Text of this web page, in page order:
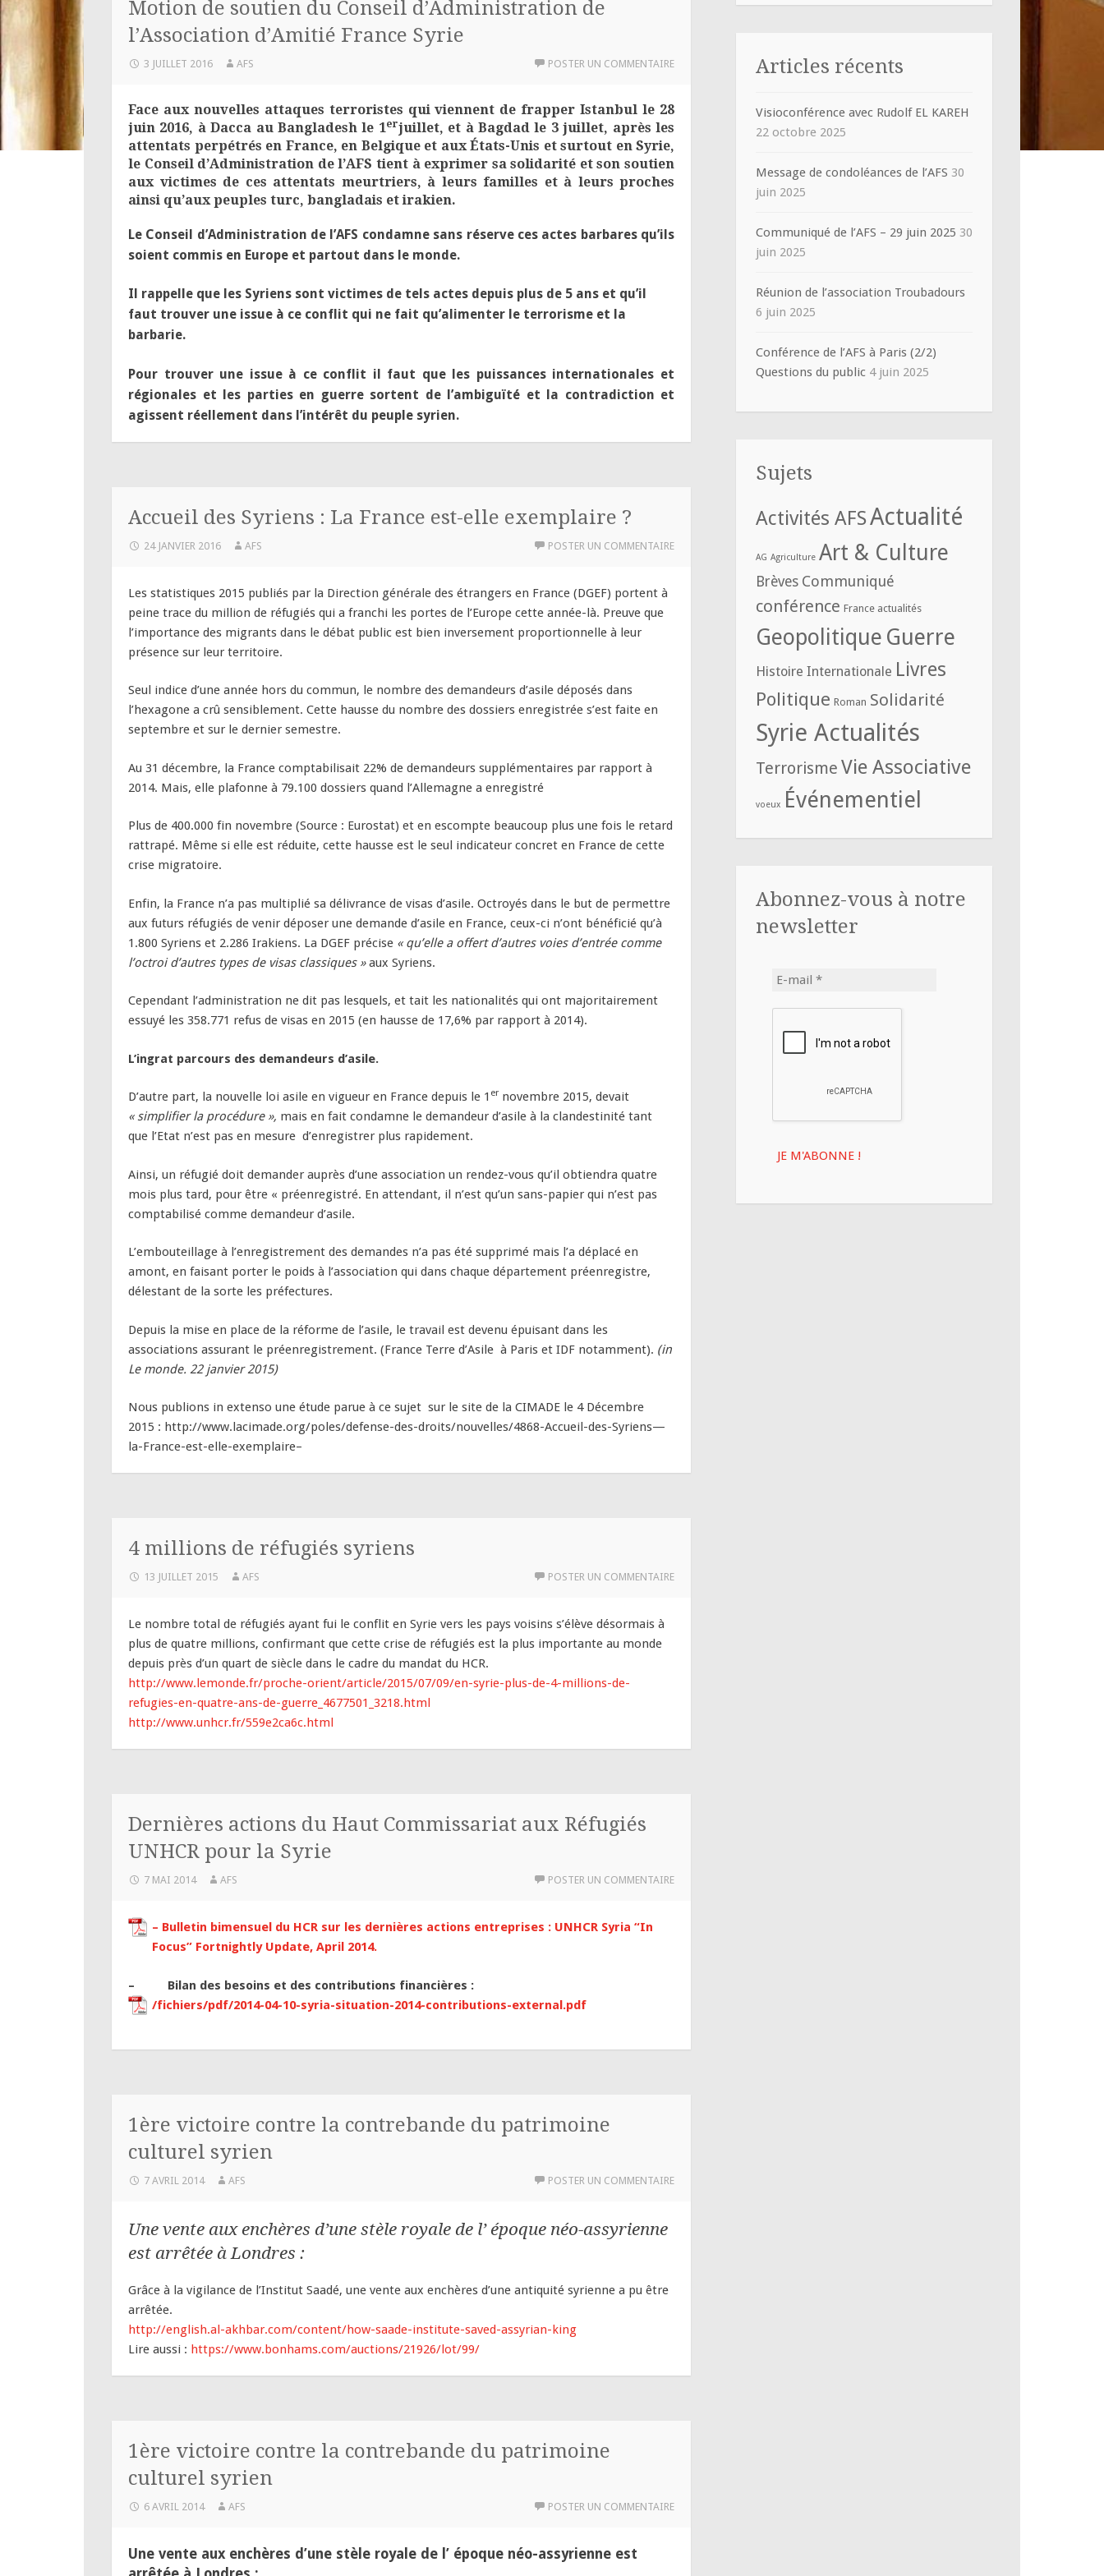
Motion de soutien du Conseil d’Administration de
l’Association d’Amitié France Syrie
3 JUILLET 2016 AFS POSTER UN COMMENTAIRE
Face aux nouvelles attaques terroristes qui viennent de frapper Istanbul le 28
juin 2016, à Dacca au Bangladesh le 1erjuillet, et à Bagdad le 3 juillet, après les
attentats perpétrés en France, en Belgique et aux États-Unis et surtout en Syrie,
le Conseil d’Administration de l’AFS tient à exprimer sa solidarité et son soutien
aux victimes de ces attentats meurtriers, à leurs familles et à leurs proches
ainsi qu’aux peuples turc, bangladais et irakien.
Le Conseil d’Administration de l’AFS condamne sans réserve ces actes barbares qu’ils
soient commis en Europe et partout dans le monde.
Il rappelle que les Syriens sont victimes de tels actes depuis plus de 5 ans et qu’il
faut trouver une issue à ce conflit qui ne fait qu’alimenter le terrorisme et la
barbarie.
Pour trouver une issue à ce conflit il faut que les puissances internationales et
régionales et les parties en guerre sortent de l’ambiguïté et la contradiction et
agissent réellement dans l’intérêt du peuple syrien.
Accueil des Syriens : La France est-elle exemplaire ?
24 JANVIER 2016 AFS POSTER UN COMMENTAIRE
Les statistiques 2015 publiés par la Direction générale des étrangers en France (DGEF) portent à
peine trace du million de réfugiés qui a franchi les portes de l’Europe cette année-là. Preuve que
l’importance des migrants dans le débat public est bien inversement proportionnelle à leur
présence sur leur territoire.
Seul indice d’une année hors du commun, le nombre des demandeurs d’asile déposés dans
l’hexagone a crû sensiblement. Cette hausse du nombre des dossiers enregistrée s’est faite en
septembre et sur le dernier semestre.
Au 31 décembre, la France comptabilisait 22% de demandeurs supplémentaires par rapport à
2014. Mais, elle plafonne à 79.100 dossiers quand l’Allemagne a enregistré
Plus de 400.000 fin novembre (Source : Eurostat) et en escompte beaucoup plus une fois le retard
rattrapé. Même si elle est réduite, cette hausse est le seul indicateur concret en France de cette
crise migratoire.
Enfin, la France n’a pas multiplié sa délivrance de visas d’asile. Octroyés dans le but de permettre
aux futurs réfugiés de venir déposer une demande d’asile en France, ceux-ci n’ont bénéficié qu’à
1.800 Syriens et 2.286 Irakiens. La DGEF précise « qu’elle a offert d’autres voies d’entrée comme
l’octroi d’autres types de visas classiques »aux Syriens.
Cependant l’administration ne dit pas lesquels, et tait les nationalités qui ont majoritairement
essuyé les 358.771 refus de visas en 2015 (en hausse de 17,6% par rapport à 2014).
L’ingrat parcours des demandeurs d’asile.
D’autre part, la nouvelle loi asile en vigueur en France depuis le 1 ernovembre 2015, devait
« simplifier la procédure », mais en fait condamne le demandeur d’asile à la clandestinité tant
que l’Etat n’est pas en mesure d’enregistrer plus rapidement.
Ainsi, un réfugié doit demander auprès d’une association un rendez-vous qu’il obtiendra quatre
mois plus tard, pour être « préenregistré. En attendant, il n’est qu’un sans-papier qui n’est pas
comptabilisé comme demandeur d’asile.
L’embouteillage à l’enregistrement des demandes n’a pas été supprimé mais l’a déplacé en
amont, en faisant porter le poids à l’association qui dans chaque département préenregistre,
délestant de la sorte les préfectures.
Depuis la mise en place de la réforme de l’asile, le travail est devenu épuisant dans les
associations assurant le préenregistrement. (France Terre d’Asile à Paris et IDF notamment). (in
Le monde. 22 janvier 2015)
Nous publions in extenso une étude parue à ce sujet sur le site de la CIMADE le 4 Décembre
2015 : http://www.lacimade.org/poles/defense-des-droits/nouvelles/4868-Accueil-des-Syriens—
la-France-est-elle-exemplaire–
4 millions de réfugiés syriens
13 JUILLET 2015 AFS POSTER UN COMMENTAIRE
Le nombre total de réfugiés ayant fui le conflit en Syrie vers les pays voisins s’élève désormais à
plus de quatre millions, confirmant que cette crise de réfugiés est la plus importante au monde
depuis près d’un quart de siècle dans le cadre du mandat du HCR.
http://www.lemonde.fr/proche-orient/article/2015/07/09/en-syrie-plus-de-4-millions-de-
refugies-en-quatre-ans-de-guerre_4677501_3218.html
http://www.unhcr.fr/559e2ca6c.html
Dernières actions du Haut Commissariat aux Réfugiés
UNHCR pour la Syrie
7 MAI 2014 AFS POSTER UN COMMENTAIRE
– Bulletin bimensuel du HCR sur les dernières actions entreprises : UNHCR Syria “In
Focus” Fortnightly Update, April 2014.
– Bilan des besoins et des contributions financières :
/fichiers/pdf/2014-04-10-syria-situation-2014-contributions-external.pdf
1ère victoire contre la contrebande du patrimoine
culturel syrien
7 AVRIL 2014 AFS POSTER UN COMMENTAIRE
Une vente aux enchères d’une stèle royale de l’ époque néo-assyrienne
est arrêtée à Londres :
Grâce à la vigilance de l’Institut Saadé, une vente aux enchères d’une antiquité syrienne a pu être
arrêtée.
http://english.al-akhbar.com/content/how-saade-institute-saved-assyrian-king
Lire aussi : https://www.bonhams.com/auctions/21926/lot/99/
1ère victoire contre la contrebande du patrimoine
culturel syrien
6 AVRIL 2014 AFS POSTER UN COMMENTAIRE
Une vente aux enchères d’une stèle royale de l’ époque néo-assyrienne est
Articles récents
Visioconférence avec Rudolf EL KAREH
22 octobre 2025
Message de condoléances de l’AFS 30
juin 2025
Communiqué de l’AFS – 29 juin 2025 30
juin 2025
Réunion de l’association Troubadours
6 juin 2025
Conférence de l’AFS à Paris (2/2)
Questions du public 4 juin 2025
Sujets
Activités AFSActualité
AG Agriculture Art & Culture
Brèves Communiqué
conférence France actualités
Geopolitique Guerre
Histoire Internationale Livres
Politique Roman Solidarité
Syrie Actualités
Terrorisme Vie Associative
voeux Événementiel
Abonnez-vous à notre
newsletter